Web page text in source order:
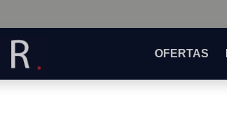
OFERTAS